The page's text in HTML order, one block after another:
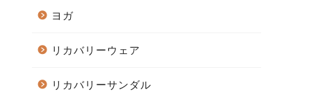
ヨガ
リカバリーウェア
リカバリーサンダル